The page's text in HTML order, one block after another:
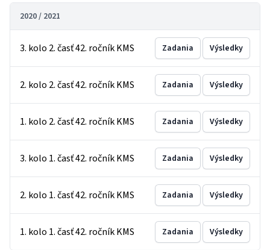
2020 / 2021
3. kolo 2. časť 42. ročník KMS Zadania Výsledky
2. kolo 2. časť 42. ročník KMS Zadania Výsledky
1. kolo 2. časť 42. ročník KMS Zadania Výsledky
3. kolo 1. časť 42. ročník KMS Zadania Výsledky
2. kolo 1. časť 42. ročník KMS Zadania Výsledky
1. kolo 1. časť 42. ročník KMS Zadania Výsledky